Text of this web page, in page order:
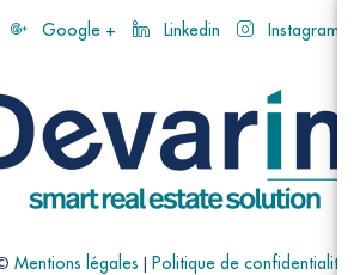
Google + Linkedin Instagram
Mentions légales | Politique de confidentialités